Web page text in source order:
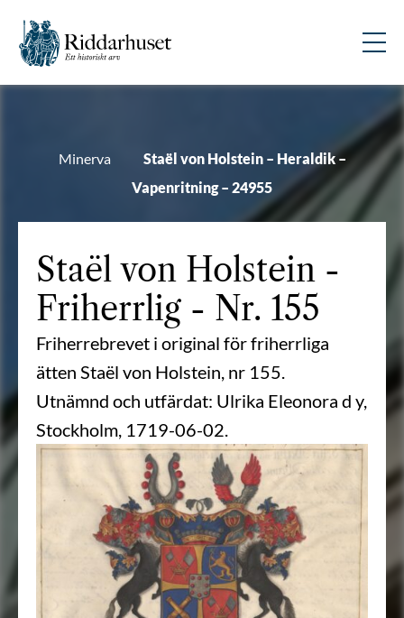
Minerva
Staël von Holstein – Heraldik –
Vapenritning – 24955
Staël von Holstein -
Friherrlig - Nr. 155
Friherrebrevet i original för friherrliga
ätten Staël von Holstein, nr 155.
Utnämnd och utfärdat: Ulrika Eleonora d y,
Stockholm, 1719-06-02.